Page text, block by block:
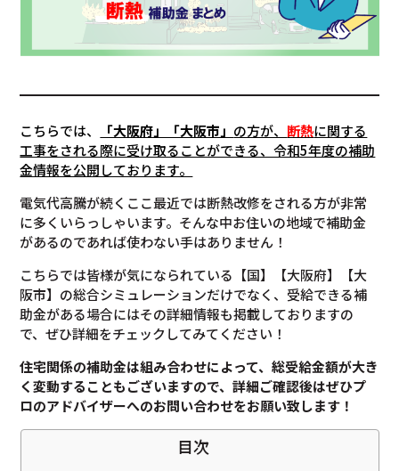
こちらでは、 「大阪府」「大阪市」 の方が、 断熱に関する
工事をされる際に受け取ることができる、令和5年度の補助
金情報を公開しております。
電気代高騰が続くここ最近では断熱改修をされる方が非常
に多くいらっしゃいます。そんな中お住いの地域で補助金
があるのであれば使わない手はありません！
こちらでは皆様が気になられている【国】【大阪府】【大
阪市】の総合シミュレーションだけでなく、受給できる補
助金がある場合にはその詳細情報も掲載しておりますの
で、ぜひ詳細をチェックしてみてください！
住宅関係の補助金は組み合わせによって、総受給金額が大き
く変動することもございますので、詳細ご確認後はぜひプ
ロのアドバイザーへのお問い合わせをお願い致します！
目次